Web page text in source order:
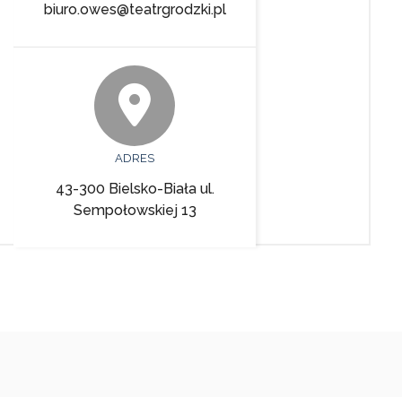
biuro.owes@teatrgrodzki.pl
ADRES
43-300 Bielsko-Biała ul.
Sempołowskiej 13